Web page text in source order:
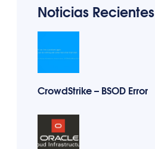
Noticias Recientes
CrowdStrike – BSOD Error